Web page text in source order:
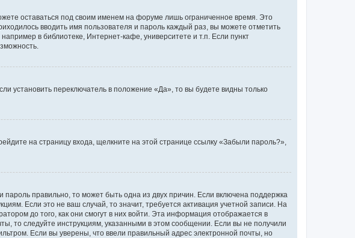
оставаться под своим именем на форуме лишь ограниченное время. Это
вводить имя пользователя и пароль каждый раз, вы можете отметить
в библиотеке, Интернет-кафе, университете и т.п. Если пункт
установить переключатель в положение «Да», то вы будете видны только
на страницу входа, щелкните на этой странице ссылку «Забыли пароль?»,
правильно, то может быть одна из двух причин. Если включена поддержка
Если это не ваш случай, то значит, требуется активация учетной записи. На
до того, как они смогут в них войти. Эта информация отображается в
то следуйте инструкциям, указанными в этом сообщении. Если вы не получили
Если вы уверены, что ввели правильный адрес электронной почты, но